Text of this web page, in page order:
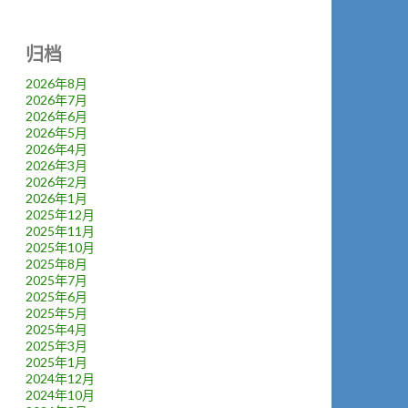
归档
2026年8月
2026年7月
2026年6月
2026年5月
2026年4月
2026年3月
2026年2月
2026年1月
2025年12月
2025年11月
2025年10月
2025年8月
2025年7月
2025年6月
2025年5月
2025年4月
2025年3月
2025年1月
2024年12月
2024年10月